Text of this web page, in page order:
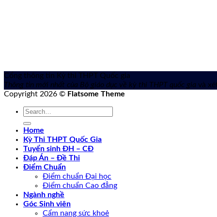
Cổng thông tin Kỳ thi THPT Quốc gia
Thông tin mới nhất của Bộ giáo dục về kỳ thi THPT quốc gia và
Copyright 2026 © Flatsome Theme
Home
Kỳ Thi THPT Quốc Gia
Tuyển sinh ĐH – CĐ
Đáp Án – Đề Thi
Điểm Chuẩn
Điểm chuẩn Đại học
Điểm chuẩn Cao đẳng
Ngành nghề
Góc Sinh viên
Cẩm nang sức khoẻ